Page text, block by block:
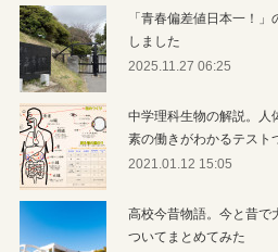
「青春偏差値日本一！
しました
2025.11.27 06:25
中学理科生物の解説。人
素の働きがわかるテスト
2021.01.12 15:05
高校今昔物語。今と昔で
ついてまとめてみた